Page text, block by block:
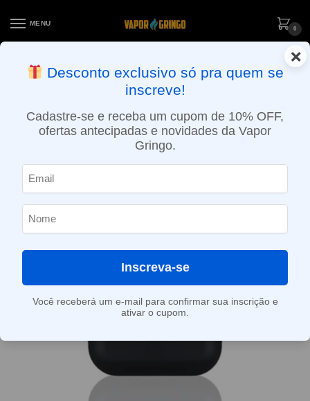
MENU
0
ENTREGA NO MESMO DIA EM SÃO PAULO (SEG A SEX): PEDIDOS
APROVADOS ATÉ 15:30 VIA MOTOBOY
×
Desconto exclusivo só pra quem se
inscreve!
Cadastre-se e receba um cupom de 10% OFF,
ofertas antecipadas e novidades da Vapor
Gringo.
Inscreva-se
Você receberá um e-mail para confirmar sua inscrição e
ativar o cupom.